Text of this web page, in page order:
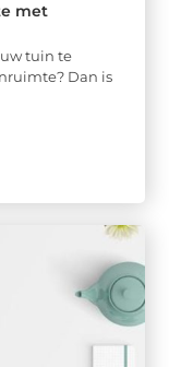
met
tuin te
Dan is